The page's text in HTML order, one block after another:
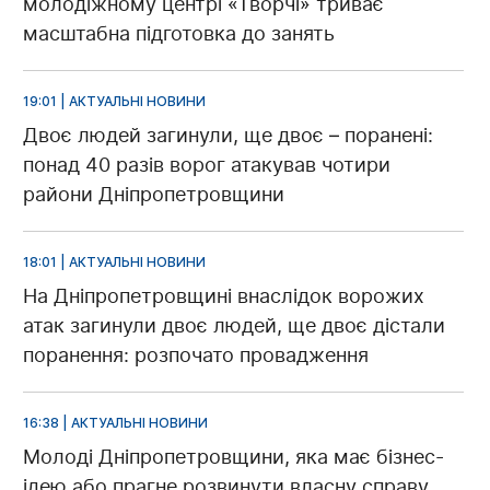
масштабна підготовка до занять
19:01 | АКТУАЛЬНІ НОВИНИ
Двоє людей загинули, ще двоє – поранені:
понад 40 разів ворог атакував чотири
райони Дніпропетровщини
18:01 | АКТУАЛЬНІ НОВИНИ
На Дніпропетровщині внаслідок ворожих
атак загинули двоє людей, ще двоє дістали
поранення: розпочато провадження
16:38 | АКТУАЛЬНІ НОВИНИ
Молоді Дніпропетровщини, яка має бізнес-